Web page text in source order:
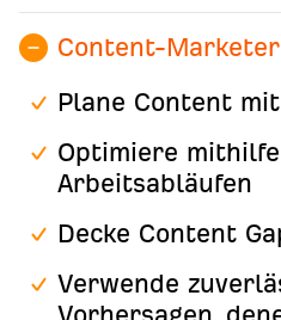
Content-Marketer
Plane Content
Optimiere
Arbeitsabläufen
Decke Content
Verwende